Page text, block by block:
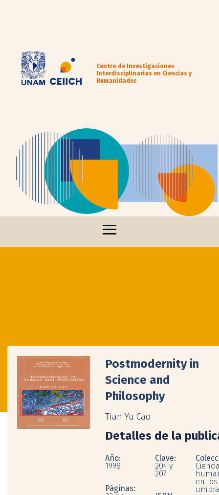
Centro de Investigaciones
Interdisciplinarias en Ciencias y
Humanidades
Postmodernity in
Science and
Philosophy
Tian Yu Cao
Detalles de la
Año:
1998
Páginas:
Clave:
204 y
207
en los